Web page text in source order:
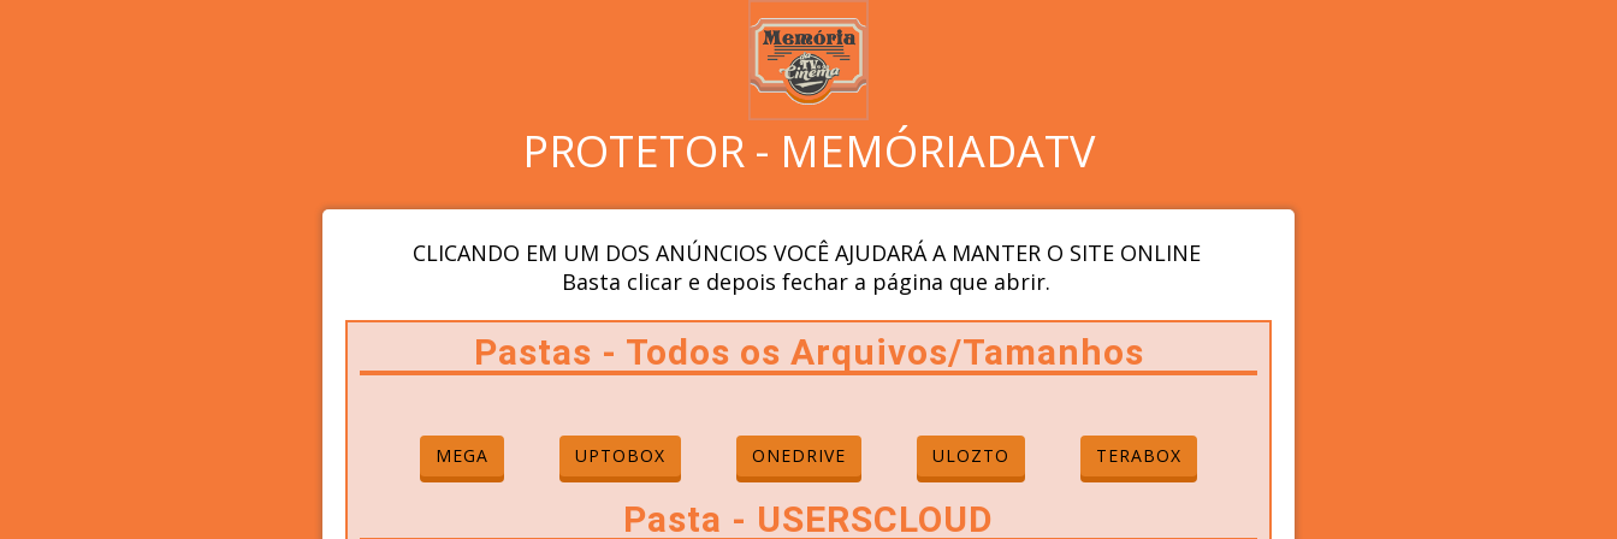
PROTETOR - MEMÓRIADATV
CLICANDO EM UM DOS ANÚNCIOS VOCÊ AJUDARÁ A MANTER O SITE ONLINE
Basta clicar e depois fechar a página que abrir.
Pastas - Todos os Arquivos/Tamanhos
MEGA UPTOBOX ONEDRIVE ULOZTO TERABOX
Pasta - USERSCLOUD